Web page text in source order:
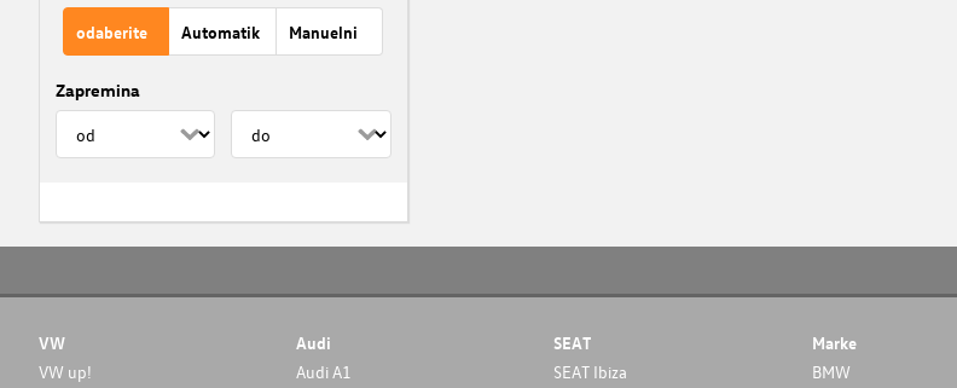
odaberite Automatik Manuelni
Zapremina
VW
VW up!
Audi
Audi A1
SEAT
SEAT Ibiza
Marke
BMW